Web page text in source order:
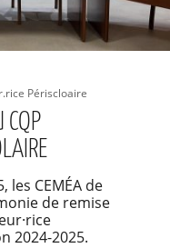
Périscloaire
CQP
les CEMÉA de
de remise
2024-2025.